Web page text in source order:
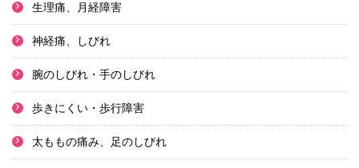
生理痛、月経障害
神経痛、しびれ
腕のしびれ・手のしびれ
歩きにくい・歩行障害
太ももの痛み、足のしびれ